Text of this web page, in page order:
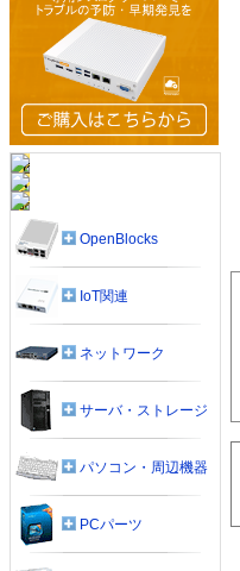
OpenBlocks
IoT関連
ネットワーク
サーバ・ストレージ
パソコン・周辺機器
PCパーツ